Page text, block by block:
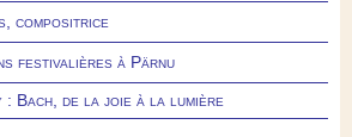
compositrice
festivalières à Pärnu
Bach, de la joie à la lumière